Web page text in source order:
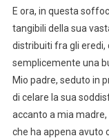
E ora, in questa
tangibili della sua
distribuiti fra gli eredi,
semplicemente una
Mio padre, seduto in
di celare la sua
accanto a mia
che ha appena avuto